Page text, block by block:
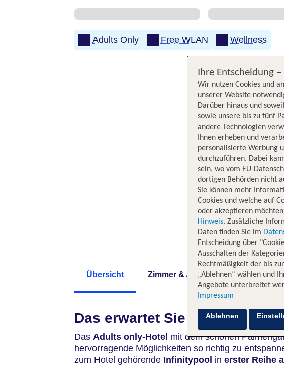
Adults Only Free WLAN Wellness
Übersicht Zimmer & Angebote
Das erwartet Sie
Das Adults only-Hotel mit dem schönen
hervorragende Möglichkeiten so richtig zu
zum Hotel gehörende Infinitypool in erster Reihe
Ihre Entscheidung
Wir nutzen Cookies und
unserer Website
Darüber hinaus und
sowie unsere bis zu fünf
andere Technologien
Ihnen erheben und
personalisierte Werbung
durchzuführen. Dabei
sein, wo vom EU-
dortigen Behörden nicht
Sie können mehr
Cookies und welche auf
oder akzeptieren
Hinweis. Zusätzliche
Daten finden Sie im
Entscheidung über
Ausschalten der
Rechtmäßigkeit der bis
„Ablehnen“ wählen und
Angebote unterbreitet
Impressum
Ablehnen